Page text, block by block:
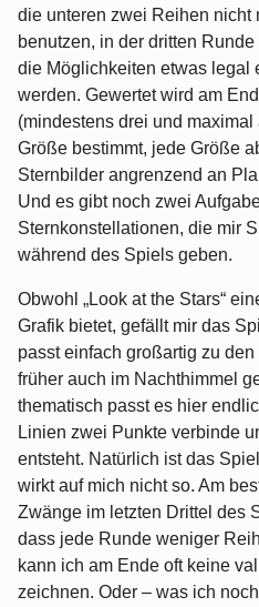
die unteren zwei Reihen nicht
benutzen, in der dritten
die Möglichkeiten etwas legal
werden. Gewertet wird am
(mindestens drei und
Größe bestimmt, jede Größe
Sternbilder angrenzend an
Und es gibt noch zwei
Sternkonstellationen, die mir
während des Spiels geben.
Obwohl „Look at the Stars“
Grafik bietet, gefällt mir das
passt einfach großartig zu
früher auch im Nachthimmel
thematisch passt es hier
Linien zwei Punkte verbinde
entsteht. Natürlich ist das
wirkt auf mich nicht so. Am
Zwänge im letzten Drittel des
dass jede Runde weniger
kann ich am Ende oft keine
zeichnen. Oder – was ich